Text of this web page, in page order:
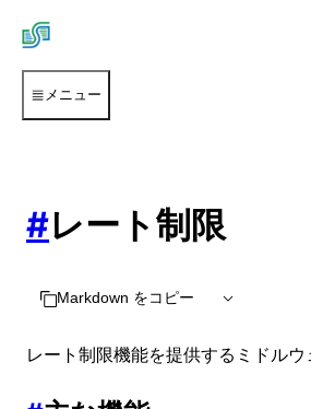
メニュー
#レート制限
Markdown をコピー
レート制限機能を提供するミドルウ